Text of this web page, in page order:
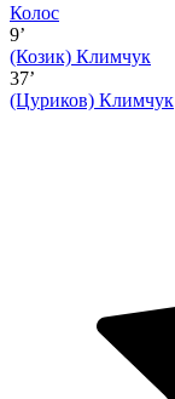
Колос
9’
(Козик) Климчук
37’
(Цуриков) Климчук